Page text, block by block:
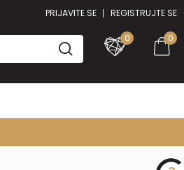
PRIJAVITE SE REGISTRUJTE SE
0
0